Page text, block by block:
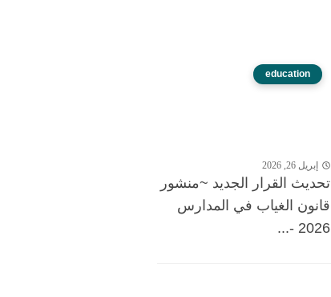
education
إبريل 26, 2026
تحديث القرار الجديد ~منشور
قانون الغياب في المدارس
2026 -...